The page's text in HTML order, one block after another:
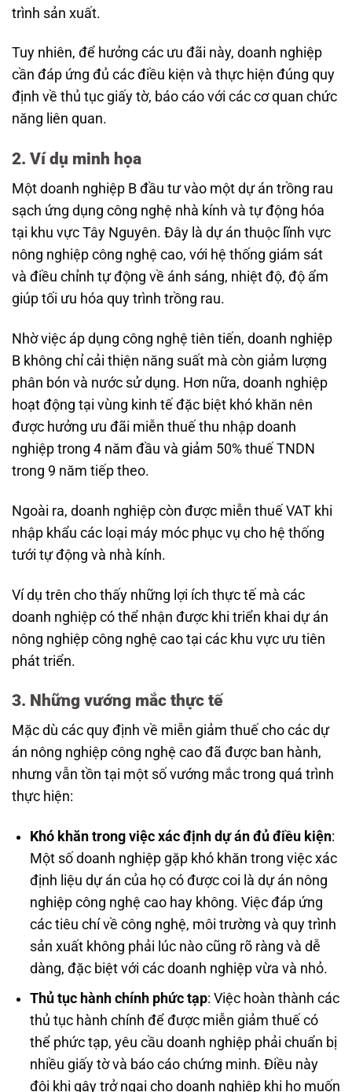
trình sản xuất.
Tuy nhiên, để hưởng các ưu đãi này, doanh nghiệp
cần đáp ứng đủ các điều kiện và thực hiện đúng quy
định về thủ tục giấy tờ, báo cáo với các cơ quan chức
năng liên quan.
2. Ví dụ minh họa
Một doanh nghiệp B đầu tư vào một dự án trồng rau
sạch ứng dụng công nghệ nhà kính và tự động hóa
tại khu vực Tây Nguyên. Đây là dự án thuộc lĩnh vực
nông nghiệp công nghệ cao, với hệ thống giám sát
và điều chỉnh tự động về ánh sáng, nhiệt độ, độ ẩm
giúp tối ưu hóa quy trình trồng rau.
Nhờ việc áp dụng công nghệ tiên tiến, doanh nghiệp
B không chỉ cải thiện năng suất mà còn giảm lượng
phân bón và nước sử dụng. Hơn nữa, doanh nghiệp
hoạt động tại vùng kinh tế đặc biệt khó khăn nên
được hưởng ưu đãi miễn thuế thu nhập doanh
nghiệp trong 4 năm đầu và giảm 50% thuế TNDN
trong 9 năm tiếp theo.
Ngoài ra, doanh nghiệp còn được miễn thuế VAT khi
nhập khẩu các loại máy móc phục vụ cho hệ thống
tưới tự động và nhà kính.
Ví dụ trên cho thấy những lợi ích thực tế mà các
doanh nghiệp có thể nhận được khi triển khai dự án
nông nghiệp công nghệ cao tại các khu vực ưu tiên
phát triển.
3. Những vướng mắc thực tế
Mặc dù các quy định về miễn giảm thuế cho các dự
án nông nghiệp công nghệ cao đã được ban hành,
nhưng vẫn tồn tại một số vướng mắc trong quá trình
thực hiện:
Khó khăn trong việc xác định dự án đủ điều kiện:
Một số doanh nghiệp gặp khó khăn trong việc xác
định liệu dự án của họ có được coi là dự án nông
nghiệp công nghệ cao hay không. Việc đáp ứng
các tiêu chí về công nghệ, môi trường và quy trình
sản xuất không phải lúc nào cũng rõ ràng và dễ
dàng, đặc biệt với các doanh nghiệp vừa và nhỏ.
Thủ tục hành chính phức tạp: Việc hoàn thành các
thủ tục hành chính để được miễn giảm thuế có
thể phức tạp, yêu cầu doanh nghiệp phải chuẩn bị
nhiều giấy tờ và báo cáo chứng minh. Điều này
đôi khi gây trở ngại cho doanh nghiệp khi họ muốn